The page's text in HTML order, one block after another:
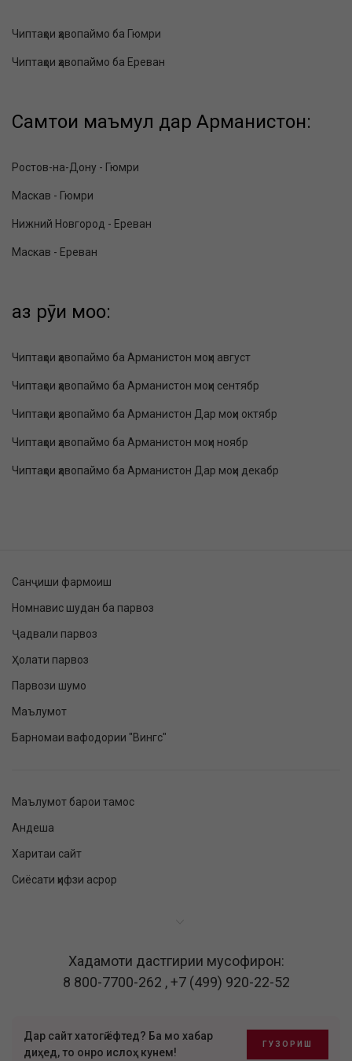
Чиптаҳои ҳавопаймо ба Гюмри
Чиптаҳои ҳавопаймо ба Ереван
Самтҳои маъмул дар Арманистон:
Ростов-на-Дону - Гюмри
Маскав - Гюмри
Нижний Новгород - Ереван
Маскав - Ереван
аз рӯи моҳҳо:
Чиптаҳои ҳавопаймо ба Арманистон моҳи август
Чиптаҳои ҳавопаймо ба Арманистон моҳи сентябр
Чиптаҳои ҳавопаймо ба Арманистон Дар моҳи октябр
Чиптаҳои ҳавопаймо ба Арманистон моҳи ноябр
Чиптаҳои ҳавопаймо ба Арманистон Дар моҳи декабр
Санҷиши фармоиш
Номнавис шудан ба парвоз
Ҷадвали парвоз
Ҳолати парвоз
Парвози шумо
Маълумот
Барномаи вафодории "Вингс"
Маълумот барои тамос
Андеша
Харитаи сайт
Сиёсати ҳифзи асрор
Хадамоти дастгирии мусофирон:
8 800-7700-262 ,+7 (499) 920-22-52
Дар сайт хатогӣ ёфтед? Ба мо хабар
диҳед, то онро ислоҳ кунем!
ГУЗОРИШ